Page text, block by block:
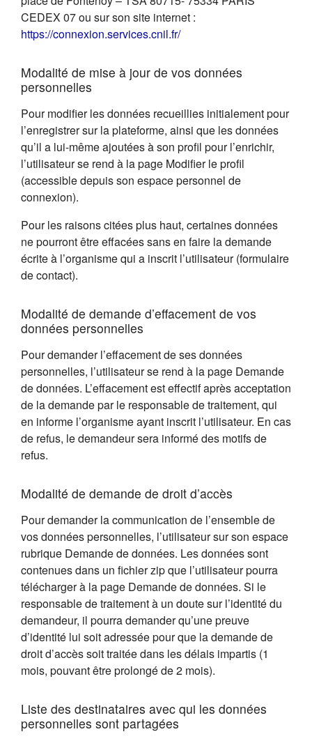
CEDEX 07 ou sur son site internet :
https://connexion.services.cnil.fr/(s'ouvre dans un nouvel
Modalité de mise à jour de vos données
personnelles
Pour modifier les données recueillies initialement pour
l’enregistrer sur la plateforme, ainsi que les données
qu’il a lui-même ajoutées à son profil pour l’enrichir,
l’utilisateur se rend à la page Modifier le profil
(accessible depuis son espace personnel de
connexion).
Pour les raisons citées plus haut, certaines données
ne pourront être effacées sans en faire la demande
écrite à l’organisme qui a inscrit l’utilisateur (formulaire
de contact).
Modalité de demande d’effacement de vos
données personnelles
Pour demander l’effacement de ses données
personnelles, l’utilisateur se rend à la page Demande
de données. L’effacement est effectif après acceptation
de la demande par le responsable de traitement, qui
en informe l’organisme ayant inscrit l’utilisateur. En cas
de refus, le demandeur sera informé des motifs de
refus.
Modalité de demande de droit d’accès
Pour demander la communication de l’ensemble de
vos données personnelles, l’utilisateur sur son espace
rubrique Demande de données. Les données sont
contenues dans un fichier zip que l’utilisateur pourra
télécharger à la page Demande de données. Si le
responsable de traitement à un doute sur l’identité du
demandeur, il pourra demander qu’une preuve
d’identité lui soit adressée pour que la demande de
droit d’accès soit traitée dans les délais impartis (1
mois, pouvant être prolongé de 2 mois).
Liste des destinataires avec qui les données
personnelles sont partagées